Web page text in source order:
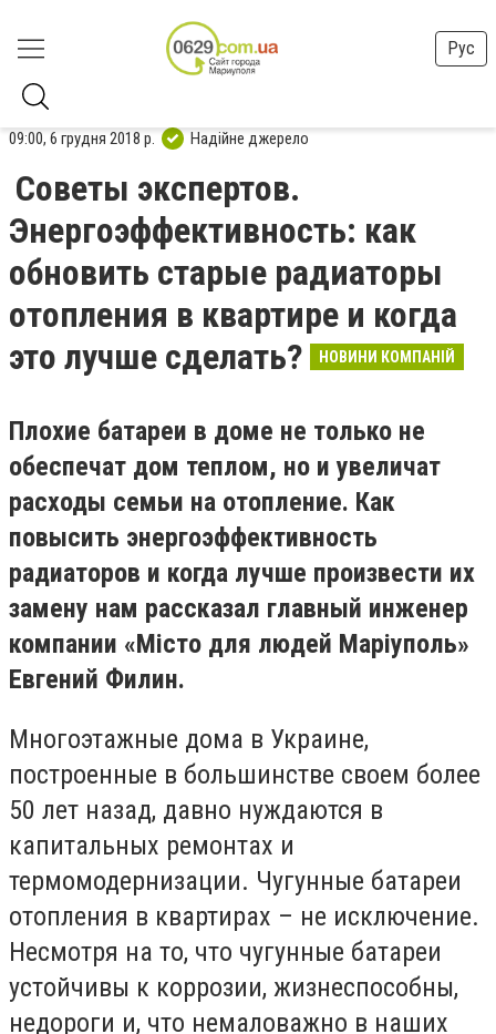
Рус
09:00, 6 грудня 2018 р. Надійне джерело
Советы экспертов.
Энергоэффективность: как
обновить старые радиаторы
отопления в квартире и когда
это лучше сделать?
НОВИНИ КОМПАНІЙ
Плохие батареи в доме не только не
обеспечат дом теплом, но и увеличат
расходы семьи на отопление. Как
повысить энергоэффективность
радиаторов и когда лучше произвести их
замену нам рассказал главный инженер
компании «Місто для людей Маріуполь»
Евгений Филин.
Многоэтажные дома в Украине,
построенные в большинстве своем более
50 лет назад, давно нуждаются в
капитальных ремонтах и
термомодернизации. Чугунные батареи
отопления в квартирах – не исключение.
Несмотря на то, что чугунные батареи
устойчивы к коррозии, жизнеспособны,
недороги и, что немаловажно в наших